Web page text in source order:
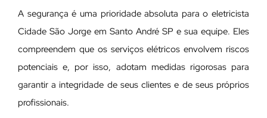
A segurança é uma prioridade absoluta para o eletricista
Cidade São Jorge em Santo André SP e sua equipe. Eles
compreendem que os serviços elétricos envolvem riscos
potenciais e, por isso, adotam medidas rigorosas para
garantir a integridade de seus clientes e de seus próprios
profissionais.